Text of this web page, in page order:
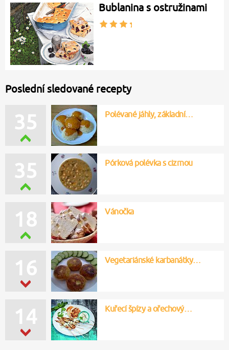
Bublanina s ostružinami
Poslední sledované recepty
35 Polévané jáhly, základní…
35 Pórková polévka s cizrnou
16 Vegetariánské karbanátky…
14 Kuřecí špízy a ořechový…
18 Vánočka